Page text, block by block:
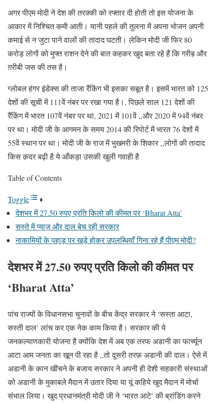
अगर पीएम मोदी ने देश की तरक्की को रफ्तार दी होती तो इस योजना के
आकार में निश्चित कमी आती। यानी पहले की तुलना में अपना भोजन अपनी
कमाई से न जुटा पाने वालों की तादाद घटती। लेकिन मोदी जी फिर 80
करोड़ लोगों को मुफ्त राशन देने की बात कहकर खुद बता रहे हैं कि गरीब़ और
ग़रीबी जस की तस है।
ग्लोबल हंगर इंडेक्स की ताजा रैंकिंग भी इसका सबूत है। इसमें भारत को 125
देशों की सूची में 111वें नंबर पर रखा गया है।, पिछले साल 121 देशों की
रैंकिंग में भारत 107वें नंबर पर था, 2021 में 101वें ,,और 2020 में 94वें नंबर
पर था। मोदी जी के आगमन के समय 2014 की रिपोर्ट में भारत 76 देशों में
55वें स्थान पर था। मोदी जी के राज में भुखमरी के शिकार ,,लोगों की तादाद
किस क़दर बढ़ी है ये आँकड़ा उसकी खुली गवाही है
Table of Contents
Toggle
देशभर में 27.50 रुपए प्रति किलो की कीमत पर ‘Bharat Atta’
सस्ते में प्याज और दाल बेच रही सरकार
नाकामियों के पहाड़ पर खड़े होकर उपलब्धियाँ गिना रहे हैं पीएम मोदी?
देशभर में 27.50 रुपए प्रति किलो की कीमत पर
‘Bharat Atta’
पांच राज्यों के विधानसभा चुनावों के बीच केंद्र सरकार ने ‘सस्ता आटा,
सस्ती दाल’ लांच कर एक नेक काम किया है। सरकार की ये
जनकल्याणकारी योजना है क्योंकि देश में अब एक तरफ अडानी का फार्च्यून
आटा आम जनता का खून पी रहा है ,,तो दूसरी तरफ़ अडानी की दाल। ऐसे में
अडानी के कान खींचने के बजाय सरकार ने अपनी ही देशी सहकारी संस्थाओं
को अडानी के मुकाबले मैदान में उतार दिया या यूं कहिये खुद मैदान में मोर्चा
संभाल लिया। खुद प्रधानमंत्री मोदी जी ने ‘भारत आटे’ की ब्रांडिंग करने